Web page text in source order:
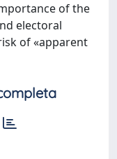
of the
electoral
of «apparent